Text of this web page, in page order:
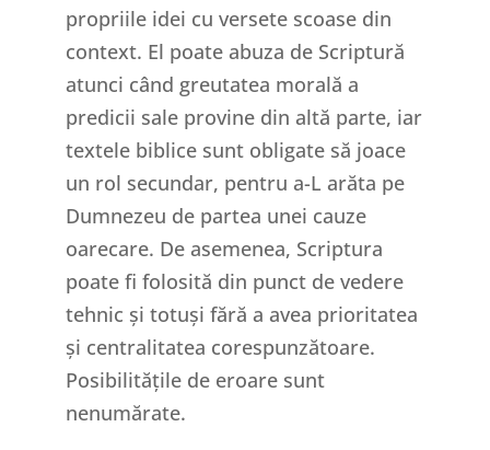
propriile idei cu versete scoase din
context. El poate abuza de Scriptură
atunci când greutatea morală a
predicii sale provine din altă parte, iar
textele biblice sunt obligate să joace
un rol secundar, pentru a-L arăta pe
Dumnezeu de partea unei cauze
oarecare. De asemenea, Scriptura
poate fi folosită din punct de vedere
tehnic și totuși fără a avea prioritatea
și centralitatea corespunzătoare.
Posibilitățile de eroare sunt
nenumărate.